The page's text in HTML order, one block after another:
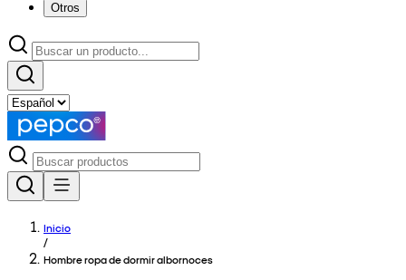
Otros
Inicio
/
Hombre ropa de dormir albornoces